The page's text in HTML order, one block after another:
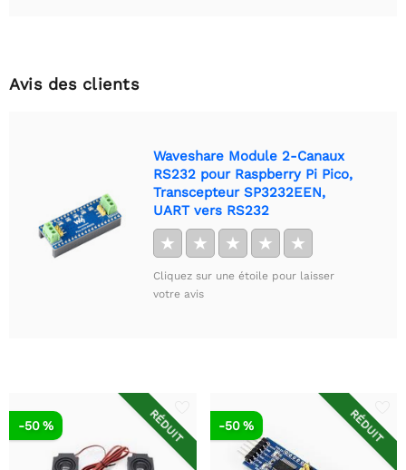
Avis des clients
Waveshare Module 2-Canaux
RS232 pour Raspberry Pi Pico,
Transcepteur SP3232EEN,
UART vers RS232
★ ★ ★ ★ ★
Cliquez sur une étoile pour laisser
votre avis
RÉDUIT
-50 % RÉDUIT
-50 %